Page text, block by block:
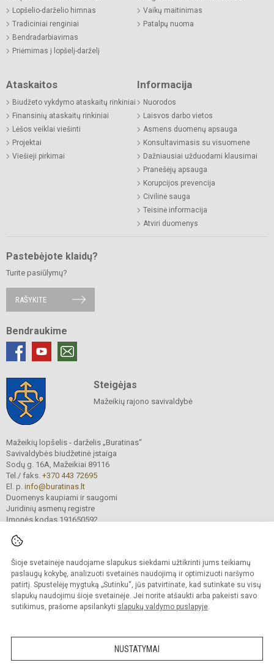
Šioje svetainėje naudojame slapukus siekdami užtikrinti jums teikiamų
paslaugų kokybę, analizuoti svetainės naudojimą ir optimizuoti naršymo
patirtį. Spustelėję mygtuką „Sutinku“, jūs patvirtinate, kad sutinkate su visų
slapukų naudojimu šioje svetainėje. Jei norite atšaukti arba pakeisti savo
sutikimus, prašome apsilankyti slapukų valdymo puslapyje.
NUSTATYMAI
Lopšelio-darželio himnas
Tradiciniai renginiai
Bendradarbiavimas
Priėmimas į lopšelį-darželį
Vaikų maitinimas
Patalpų nuoma
Ataskaitos
Biudžeto vykdymo ataskaitų rinkiniai
Finansinių ataskaitų rinkiniai
Lėšos veiklai viešinti
Projektai
Viešieji pirkimai
Informacija
Nuorodos
Laisvos darbo vietos
Asmens duomenų apsauga
Konsultavimasis su visuomene
Dažniausiai užduodami klausimai
Pranešėjų apsauga
Korupcijos prevencija
Civilinė sauga
Teisinė informacija
Atviri duomenys
Pastebėjote klaidų?
Turite pasiūlymų?
RAŠYKITE
Bendraukime
Steigėjas
Mažeikių rajono savivaldybė
Mažeikių lopšelis - darželis „Buratinas“
Savivaldybės biudžetinė įstaiga
Sodų g. 16A, Mažeikiai 89116
Tel./ faks. +370 443 72695
El. p. info@buratinas.lt
Duomenys kaupiami ir saugomi
Juridinių asmenų registre
Įmonės kodas 191650592
© 2024. Mažeikių lopšelis - darželis „Buratinas“. Visos teisės saugomos.
Kopijuoti turinį be raštiško įstaigos administracijos sutikimo griežtai draudžiama.
Prieinamumo paraiška Slapukų valdymas
Sumanus būdas atnaujinti